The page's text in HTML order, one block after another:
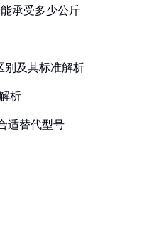
承受多少公斤
别及其标准解析
析
适替代型号